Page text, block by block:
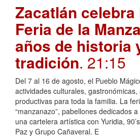
Zacatlán celebra
Feria de la
años de historia
tradición. 21:15
Del 7 al 16 de agosto, el Pueblo
actividades culturales,
productivas para toda la familia. La
“manzanazo”, pabellones dedicados
una cartelera artística con Yuridia,
Paz y Grupo Cañaveral. E